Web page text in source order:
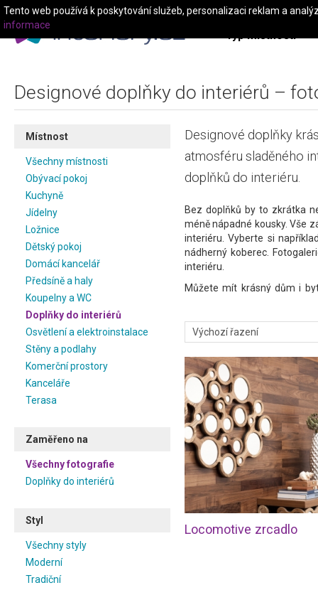
Typ místnosti
Designové doplňky do interiérů –
Místnost
Všechny místnosti
Obývací pokoj
Kuchyně
Jídelny
Ložnice
Dětský pokoj
Domácí kancelář
Předsíně a haly
Koupelny a WC
Doplňky do interiérů
Osvětlení a elektroinstalace
Stěny a podlahy
Komerční prostory
Kanceláře
Terasa
Zaměřeno na
Všechny fotografie
Doplňky do interiérů
Styl
Všechny styly
Moderní
Tradiční
Designové doplňky
atmosféru sladěného
doplňků do interiéru.
Bez doplňků by to zkrátka
méně nápadné kousky. Vše
interiéru. Vyberte si
nádherný koberec.
interiéru.
Můžete mít krásný dům i
spoustu od designového
představu, aby Váš interiér
Trh je bytovými
www.interiery.cz najdete
i zahraničních designérů,
produkty. Prohlédněte si
v moderním stylu.
Locomotive zrcadlo
Tento web používá k poskytování služeb, personalizaci reklam a
informace